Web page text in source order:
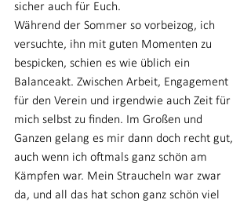
sicher auch für Euch.
Während der Sommer so vorbeizog, ich
versuchte, ihn mit guten Momenten zu
bespicken, schien es wie üblich ein
Balanceakt. Zwischen Arbeit, Engagement
für den Verein und irgendwie auch Zeit für
mich selbst zu finden. Im Großen und
Ganzen gelang es mir dann doch recht gut,
auch wenn ich oftmals ganz schön am
Kämpfen war. Mein Straucheln war zwar
da, und all das hat schon ganz schön viel